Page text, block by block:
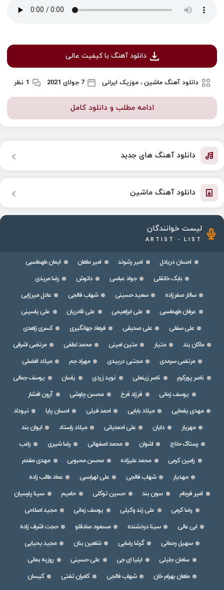
دانلود آهنگ با کیفیت عالی
دانلود آهنگ ماشین ، موزیک ایرانی 7 جولای 2021 1 نظر
ادامه مطلب و دانلود کامل
دانلود آهنگ های جدید
دانلود آهنگ ماشین
لیست خوانندگان
ARTIST - LIST
احسان دریادل امیر رشوند امیر ماهان
ایمان طهماسبی
بابک خانقلی
جواد عباسی دانوش
رضا مریدی
سالار صفرزاده
سعید حسینی شهاب فالجی
عادل میرزایی
عرفان طهماسبی
علی ابراهیمی علی قادریان
علی یاسینی
علی سفلی
علی صدیقی فرهاد جهانگیری
کسری زاهدی
ماکان بند
متیار متین امینی محمد لطفی
مرتضی اشرفی
مرتضی سرمدی
مجتبی دربیدی مهراد جم
میلاد افضلی
ناصر پورکرم
ناصر زینعلی نوید زردی یاسان
یوسف جمالی
یوسف زمانی
فرزاد فرخ محسن چاوشی
آرون افشار
مهدی یغمایی
میلاد بابایی احمد فیلی احسان پایا
نیوداد
مهریار
دایان علی احمدیانی میلاد راستاد
ایوان بند
رستاک حلاج
اشوان محمد اصفهانی رضا شیری
راغب
رامین کرمی
محمد علیزاده محسن محبوبی
مهدی مقدم
مهدیار
شهاب فالجی علی لهراسبی
عماد طالب زاده
امیر فرجام
سون بند حسین توکلی حامیم
سینا پارسیان
رضا کرمی
علی زند وکیلی یوسف زمانی
مجید اصلاحی
ابی عالی
سینا درخشنده مسعود صادقلو
حجت اشرف زاده
سهیل رحمانی
گرشا رضایی شاهین بنان
مجید یحیایی
سامان جلیلی
ایلیا ای جی علی حسینی
روزبه بمانی
ماهان بهرام خان
شهاب فالجی کامران تفتی
کیسان